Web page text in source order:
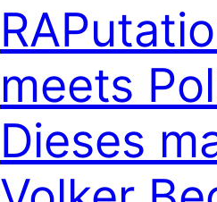
meets
Dieses